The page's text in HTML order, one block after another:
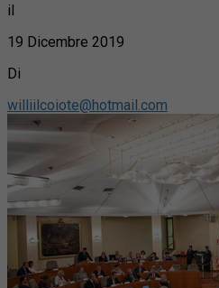
il
19 Dicembre 2019
Di
williilcoiote@hotmail.com